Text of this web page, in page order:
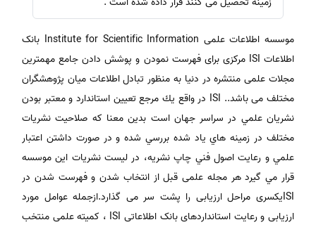
موسسه اطلاعات علمی Institute for Scientific Information بانک
اطلاعات ISI مرکزی برای فهرست نمودن و پوشش دادن جامع مهمترین
مجلات علمی منتشره در دنیا به منظور تبادل اطلاعات میان پژوهشگران
مختلف می باشد.. ISI در واقع يك مرجع تعيين استاندارد و معتبر بودن
نشريان علمي در سراسر جهان است بدين معنا كه صلاحيت نشريات
مختلف در زمينه هاي ياد شده بررسي شده و در صورت داشتن اعتبار
علمي و رعايت اصول فني چاپ نشريه، در ليست نشريات اين موسسه
قرار مي گيرد هر مجله علمی قبل از انتخاب شدن و فهرست شدن در
ISIیکسری مراحل ارزیابی را پشت سر می گذارد.ازجمله عوامل مورد
ارزیابی و رعایت استانداردهای بانک اطلاعاتی ISI ، کمیته علمی منتخب